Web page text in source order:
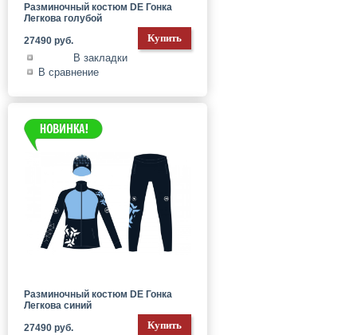
Разминочный костюм DE Гонка
Легкова голубой
27490 руб.
В закладки
В сравнение
Разминочный костюм DE Гонка
Легкова синий
27490 руб.